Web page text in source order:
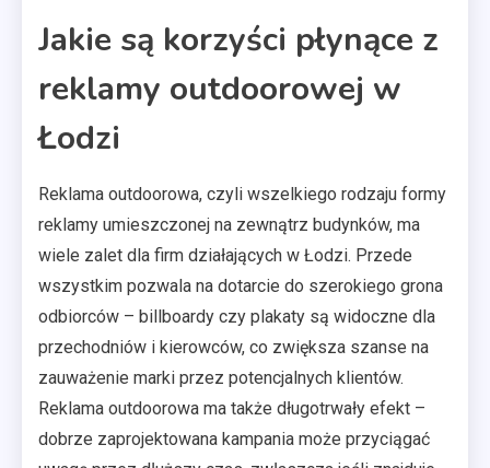
Jakie są korzyści płynące z
reklamy outdoorowej w
Łodzi
Reklama outdoorowa, czyli wszelkiego rodzaju formy
reklamy umieszczonej na zewnątrz budynków, ma
wiele zalet dla firm działających w Łodzi. Przede
wszystkim pozwala na dotarcie do szerokiego grona
odbiorców – billboardy czy plakaty są widoczne dla
przechodniów i kierowców, co zwiększa szanse na
zauważenie marki przez potencjalnych klientów.
Reklama outdoorowa ma także długotrwały efekt –
dobrze zaprojektowana kampania może przyciągać